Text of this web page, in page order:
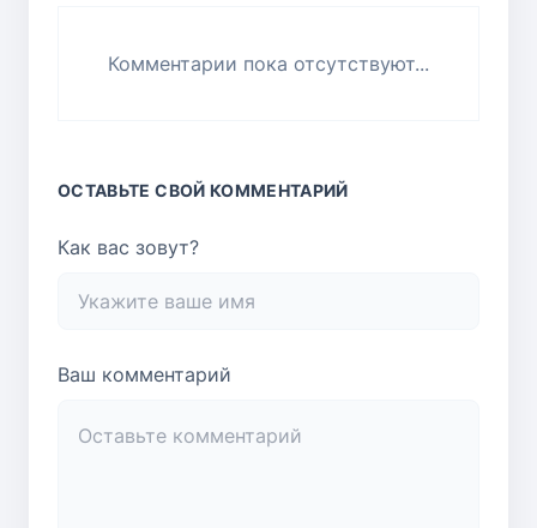
Комментарии пока отсутствуют...
ОСТАВЬТЕ СВОЙ КОММЕНТАРИЙ
Как вас зовут?
Ваш комментарий